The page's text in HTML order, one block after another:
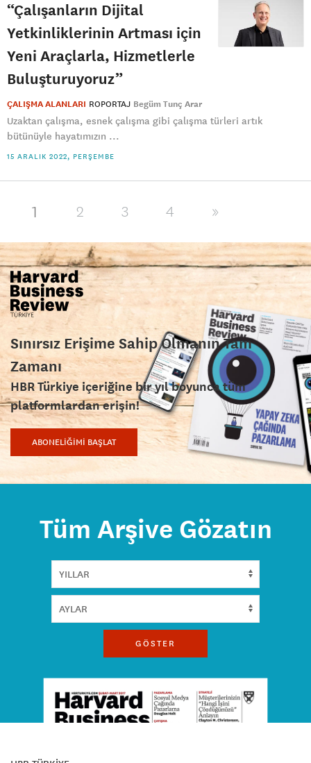
“Çalışanların Dijital
Yetkinliklerinin Artması için
Yeni Araçlarla, Hizmetlerle
Buluşturuyoruz”
ÇALIŞMA ALANLARI ROPORTAJ Begüm Tunç Arar
Uzaktan çalışma, esnek çalışma gibi çalışma türleri artık
bütünüyle hayatımızın ...
15 ARALIK 2022, PERŞEMBE
1 2 3 4 »
Sınırsız Erişime Sahip Olmanın Tam
Zamanı
HBR Türkiye içeriğine bir yıl boyunca tüm
platformlardan erişin!
ABONELİĞİMİ BAŞLAT
Tüm Arşive Gözatın
GÖSTER